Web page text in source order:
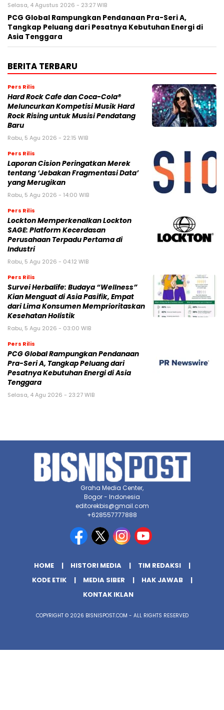
Selasa, 4 Agustus 2026 - 23:27 WIB
PCG Global Rampungkan Pendanaan Pra-Seri A,
Tangkap Peluang dari Pesatnya Kebutuhan Energi di
Asia Tenggara
BERITA TERBARU
Pers Rilis
Hard Rock Cafe dan Coca-Cola®
Meluncurkan Kompetisi Musik Hard
Rock Rising untuk Musisi Pendatang
Baru
Rabu, 5 Agu 2026 - 22:15 WIB
Pers Rilis
Laporan Cision Peringatkan Merek
tentang ‘Jebakan Fragmentasi Data’
yang Merugikan
Rabu, 5 Agu 2026 - 14:00 WIB
Pers Rilis
Lockton Memperkenalkan Lockton
SAGE: Platform Kecerdasan
Perusahaan Terpadu Pertama di
Industri
Rabu, 5 Agu 2026 - 04:12 WIB
Pers Rilis
Survei Herbalife: Budaya “Wellness”
Kian Menguat di Asia Pasifik, Empat
dari Lima Konsumen Memprioritaskan
Kesehatan Holistik
Rabu, 5 Agu 2026 - 03:00 WIB
Pers Rilis
PCG Global Rampungkan Pendanaan
Pra-Seri A, Tangkap Peluang dari
Pesatnya Kebutuhan Energi di Asia
Tenggara
Selasa, 4 Agu 2026 - 23:27 WIB
Graha Media Center,
Bogor - Indonesia
editorekbis@gmail.com
+628557777888
HOME HISTORI MEDIA
TIM REDAKSI
KODE ETIK
MEDIA SIBER
HAK JAWAB
KONTAK IKLAN
COPYRIGHT © 2026 BISNISPOST.COM - ALL RIGHTS RESERVED